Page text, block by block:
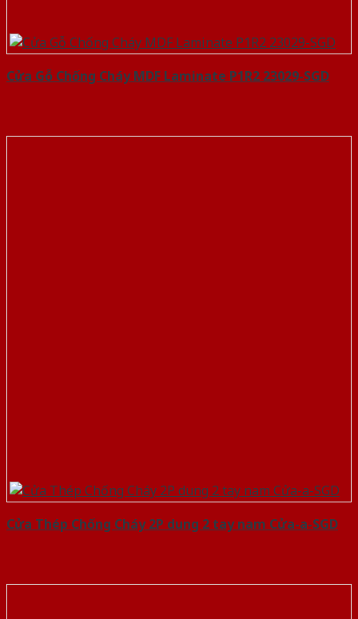
Cửa Gỗ Chống Cháy MDF Laminate P1R2 23029-SGD
Cửa Thép Chống Cháy 2P dung 2 tay nam Cửa-a-SGD